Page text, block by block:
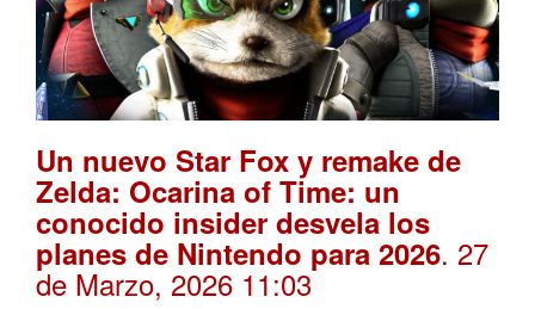
Un nuevo Star Fox y remake de
Zelda: Ocarina of Time: un
conocido insider desvela los
planes de Nintendo para 2026. 27
de Marzo, 2026 11:03